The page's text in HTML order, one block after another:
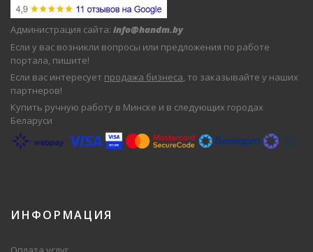
Администрация сайта: info@handm.by
Если у вас возникли вопросы или предложения по работе
портала, пишите!
Если вас интересует продажа бизнеса, то заказывайте у наших
партнеров!
Купить ручную работу в Минске и в следующих городах
Беларуси
ИНФОРМАЦИЯ